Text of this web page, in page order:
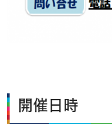
開催日時